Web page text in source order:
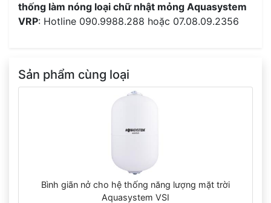
thống làm nóng loại chữ nhật mỏng Aquasystem
VRP: Hotline 090.9988.288 hoặc 07.08.09.2356
Sản phẩm cùng loại
Bình giãn nở cho hệ thống năng lượng mặt trời
Aquasystem VSI